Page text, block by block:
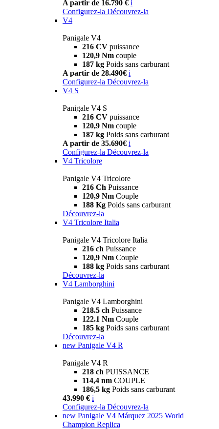
A partir de 16.790 € i
Configurez-la Découvrez-la
V4
Panigale V4
216 CV puissance
120,9 Nm couple
187 kg Poids sans carburant
A partir de 28.490€ i
Configurez-la Découvrez-la
V4 S
Panigale V4 S
216 CV puissance
120,9 Nm couple
187 kg Poids sans carburant
A partir de 35.690€ i
Configurez-la Découvrez-la
V4 Tricolore
Panigale V4 Tricolore
216 Ch Puissance
120,9 Nm Couple
188 Kg Poids sans carburant
Découvrez-la
V4 Tricolore Italia
Panigale V4 Tricolore Italia
216 ch Puissance
120,9 Nm Couple
188 kg Poids sans carburant
Découvrez-la
V4 Lamborghini
Panigale V4 Lamborghini
218.5 ch Puissance
122.1 Nm Couple
185 kg Poids sans carburant
Découvrez-la
new Panigale V4 R
Panigale V4 R
218 ch PUISSANCE
114,4 nm COUPLE
186,5 kg Poids sans carburant
43.990 € i
Configurez-la Découvrez-la
new Panigale V4 Márquez 2025 World
Champion Replica